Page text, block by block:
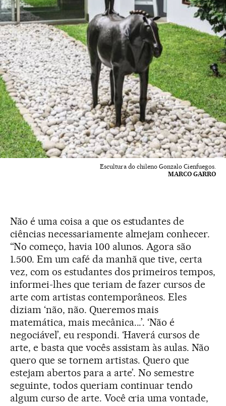
Escultura do chileno Gonzalo Cienfuegos.
MARCO GARRO
Não é uma coisa a que os estudantes de
ciências necessariamente almejam conhecer.
“No começo, havia 100 alunos. Agora são
1.500. Em um café da manhã que tive, certa
vez, com os estudantes dos primeiros tempos,
informei-lhes que teriam de fazer cursos de
arte com artistas contemporâneos. Eles
diziam ‘não, não. Queremos mais
matemática, mais mecânica...’. ‘Não é
negociável’, eu respondi. ‘Haverá cursos de
arte, e basta que vocês assistam às aulas. Não
quero que se tornem artistas. Quero que
estejam abertos para a arte’. No semestre
seguinte, todos queriam continuar tendo
algum curso de arte. Você cria uma vontade,